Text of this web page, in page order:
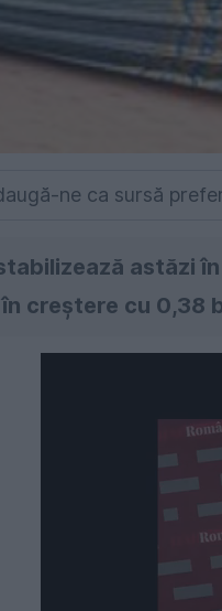
ne ca sursă
astăzi
creştere cu 0,38